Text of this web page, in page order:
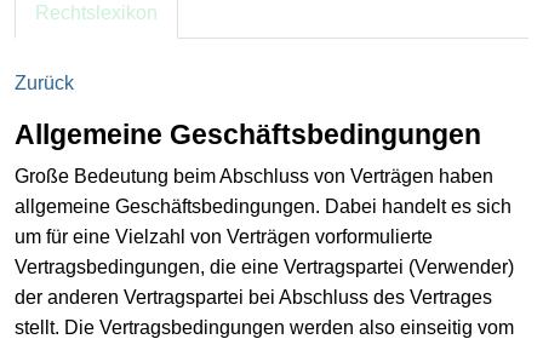
Rechtslexikon
Zurück
Allgemeine Geschäftsbedingungen
Große Bedeutung beim Abschluss von Verträgen haben
allgemeine Geschäftsbedingungen. Dabei handelt es sich
um für eine Vielzahl von Verträgen vorformulierte
Vertragsbedingungen, die eine Vertragspartei (Verwender)
der anderen Vertragspartei bei Abschluss des Vertrages
stellt. Die Vertragsbedingungen werden also einseitig vom